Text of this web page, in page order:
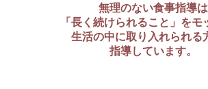
無理のない食事指導は
「長く続けられること」をモ
生活の中に取り入れられる
指導しています。